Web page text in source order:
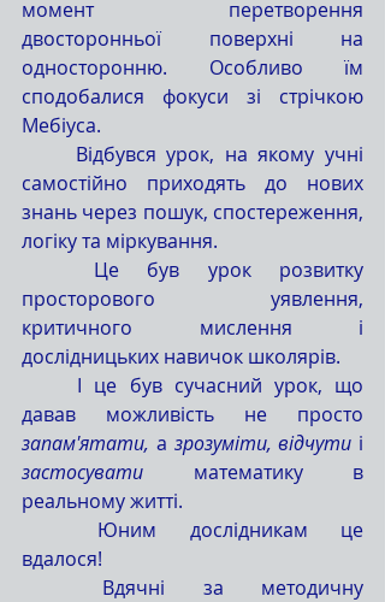
момент перетворення
двосторонньої поверхні на
односторонню. Особливо їм
сподобалися фокуси зі стрічкою
Мебіуса.
самостійно приходять до нових
знань через пошук, спостереження,
логіку та міркування.
просторового уявлення,
критичного мислення і
дослідницьких навичок школярів.
запам'ятати, а зрозуміти, відчути і
застосувати математику в
реальному житті.
вдалося!